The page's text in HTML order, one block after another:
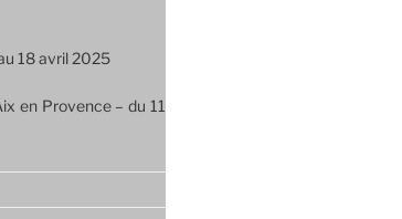
18 avril 2025
en Provence – du 11